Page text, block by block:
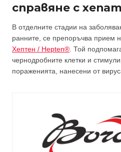
справяне с
В отделните стадии на
ранните, се препоръчва прием
Хептен / Hepten® . Той
чернодробните клетки и
пораженията, нанесени от